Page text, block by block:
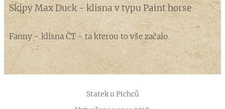
Skipy Max Duck - klisna v typu Paint horse
Fanny - klisna ČT - ta kterou to vše začalo
Statek u Pichců